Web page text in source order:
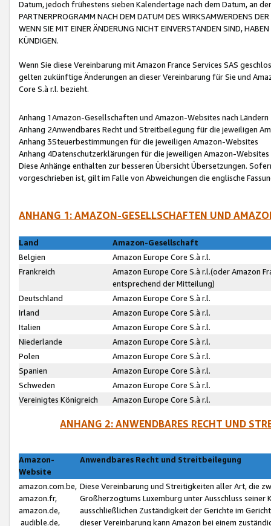
Datum, jedoch frühestens sieben Kalendertage nach dem Datum, an
PARTNERPROGRAMM NACH DEM DATUM DES WIRKSAMWERDENS
WENN SIE MIT EINER ÄNDERUNG NICHT EINVERSTANDEN SIND,
KÜNDIGEN.
Wenn Sie diese Vereinbarung mit Amazon France Services SAS
gelten zukünftige Änderungen an dieser Vereinbarung für Sie und
Core S.à r.l. bezieht.
Anhang 1Amazon-Gesellschaften und Amazon-Websites nach Ländern
Anhang 2Anwendbares Recht und Streitbeilegung für die jeweiligen
Anhang 3Steuerbestimmungen für die jeweiligen Amazon-Websites
Anhang 4Datenschutzerklärungen für die jeweiligen Amazon-Websites
Diese Anhänge enthalten zur besseren Übersicht Übersetzungen.
vorgeschrieben ist, gilt im Falle von Abweichungen die englische
ANHANG 1: AMAZON-GESELLSCHAFTEN UND
Land
Amazon-Gesellschaft
Belgien
Amazon Europe Core S.à r.l.
Frankreich
Amazon Europe Core S.à r.l.(oder Amazon
entsprechend der Mitteilung)
Deutschland
Amazon Europe Core S.à r.l.
Irland
Amazon Europe Core S.à r.l.
Italien
Amazon Europe Core S.à r.l.
Niederlande
Amazon Europe Core S.à r.l.
Polen
Amazon Europe Core S.à r.l.
Spanien
Amazon Europe Core S.à r.l.
Schweden
Amazon Europe Core S.à r.l.
Vereinigtes Königreich
Amazon Europe Core S.à r.l.
ANHANG 2: ANWENDBARES RECHT UND
Amazon-
Website
Anwendbares Recht und Streitbeilegung
amazon.com.be,
amazon.fr,
amazon.de,
audible.de,
Diese Vereinbarung und Streitigkeiten aller Art, die
Großherzogtums Luxemburg unter Ausschluss
ausschließlichen Zuständigkeit der Gerichte im
dieser Vereinbarung kann Amazon bei einem